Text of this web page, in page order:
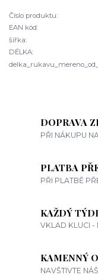
Číslo produktu:
EAN kód:
šířka:
DÉLKA:
DOPRAVA
PŘI NÁKUPU
PLATBA
PŘI PLATBĚ
KAŽDÝ
VKLAD KLUCI -
KAMENNÝ
NAVŠTIVTE